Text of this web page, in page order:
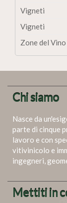
Vigneti
Vigneti
Zone del
Chi siamo
Nasce da
parte di cinque
lavoro e con
vitivinicolo e
ingegneri,
Mettiti in